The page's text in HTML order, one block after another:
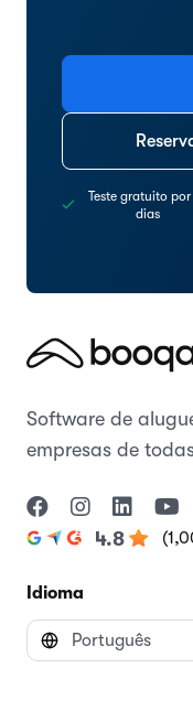
Teste gratuito por
dias
Software de
empresas de
4.8
Idioma